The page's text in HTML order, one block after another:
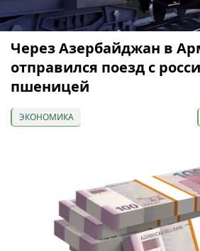
Через Азербайджан в
отправился поезд с
пшеницей
ЭКОНОМИКА